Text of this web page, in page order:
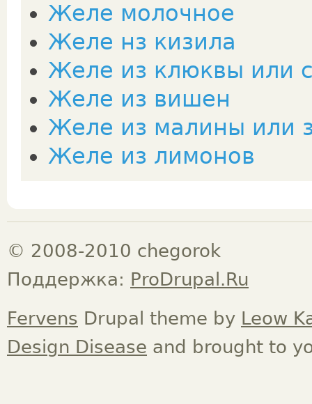
Желе молочное
Желе нз кизила
Желе из клюквы или
Желе из вишен
Желе из малины или
Желе из лимонов
© 2008-2010 chegorok
Поддержка: ProDrupal.Ru
Fervens Drupal theme by Leow
Design Disease and brought to